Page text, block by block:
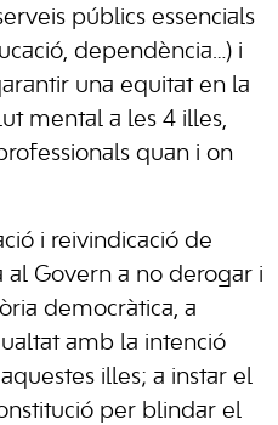
públics essencials
dependència…) i
una equitat en la
mental a les 4 illes,
quan i on
i reivindicació de
al Govern a no derogar i
democràtica, a
amb la intenció
illes; a instar el
per blindar el